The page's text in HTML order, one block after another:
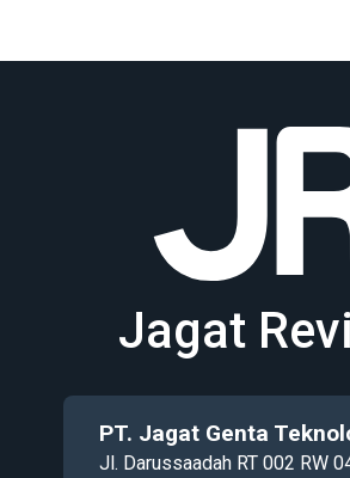
Jagat
PT. Jagat Genta
Jl. Darussaadah RT 002 RW